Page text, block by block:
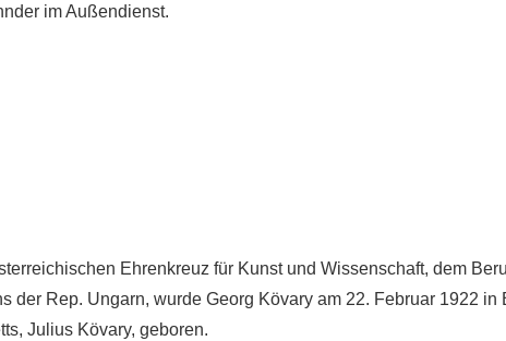
im Außendienst.
Ehrenkreuz für Kunst und Wissenschaft, dem
der Rep. Ungarn, wurde Georg Kövary am 22. Februar 1922 in
Julius Kövary, geboren.